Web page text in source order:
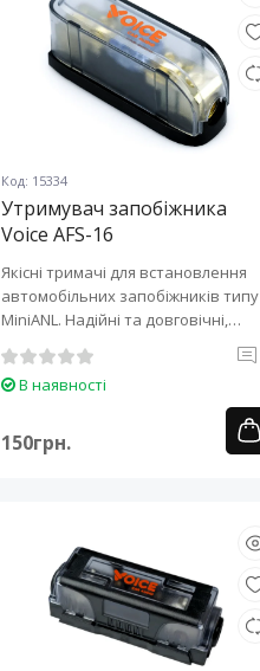
Код: 15334
Утримувач запобіжника
Voice AFS-16
Якісні тримачі для встановлення
автомобільних запобіжників типу
MiniANL. Надійні та довговічні,
В наявності
150грн.